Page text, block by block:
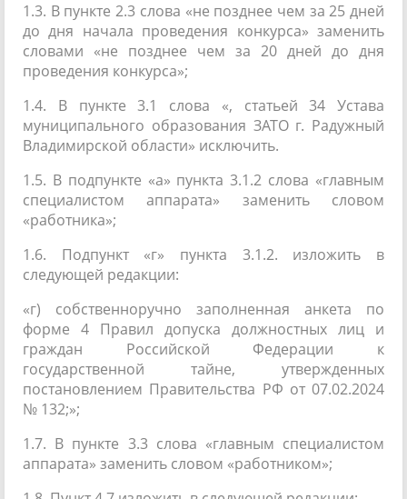
1.3. В пункте 2.3 слова «не позднее чем за 25 дней
до дня начала проведения конкурса» заменить
словами «не позднее чем за 20 дней до дня
проведения конкурса»;
1.4. В пункте 3.1 слова «, статьей 34 Устава
муниципального образования ЗАТО г. Радужный
Владимирской области» исключить.
1.5. В подпункте «а» пункта 3.1.2 слова «главным
специалистом аппарата» заменить словом
«работника»;
1.6. Подпункт «г» пункта 3.1.2. изложить в
следующей редакции:
«г) собственноручно заполненная анкета по
форме 4 Правил допуска должностных лиц и
граждан Российской Федерации к
государственной тайне, утвержденных
постановлением Правительства РФ от 07.02.2024
№ 132;»;
1.7. В пункте 3.3 слова «главным специалистом
аппарата» заменить словом «работником»;